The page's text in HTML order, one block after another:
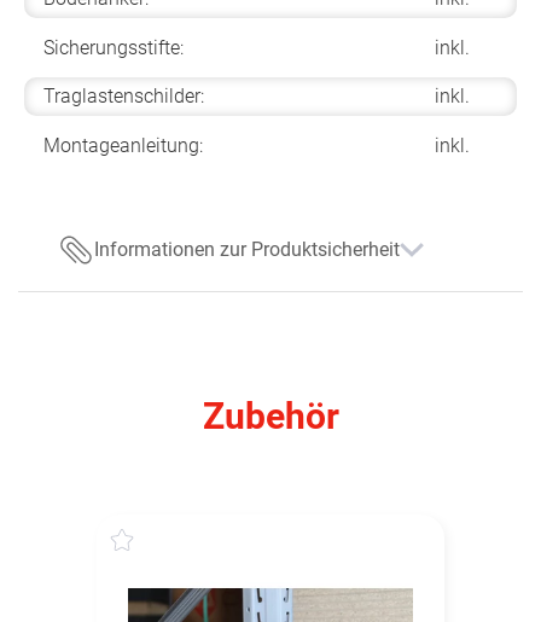
Sicherungsstifte: inkl.
Traglastenschilder: inkl.
Montageanleitung: inkl.
Informationen zur Produktsicherheit
Zubehör